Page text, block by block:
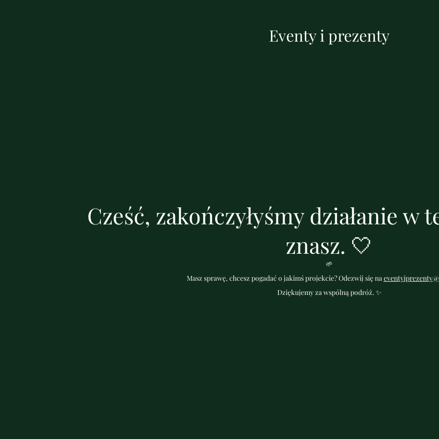
Eventy i prezenty
Cześć, zakończyłyśmy działanie w
znasz. 🤍
🌱
Masz sprawę, chcesz pogadać o jakimś projekcie? Odezwij się na
Dziękujemy za wspólną podróż. ✨